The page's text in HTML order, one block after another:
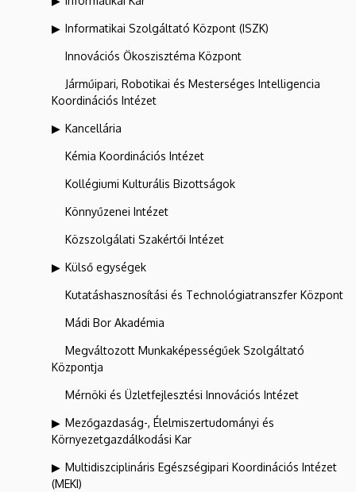
Informatikai Szolgáltató Központ (ISZK)
Innovációs Ökoszisztéma Központ
Járműipari, Robotikai és Mesterséges Intelligencia
Koordinációs Intézet
Kancellária
Kémia Koordinációs Intézet
Kollégiumi Kulturális Bizottságok
Könnyűzenei Intézet
Közszolgálati Szakértői Intézet
Külső egységek
Kutatáshasznosítási és Technológiatranszfer Központ
Mádi Bor Akadémia
Megváltozott Munkaképességűek Szolgáltató
Központja
Mérnöki és Üzletfejlesztési Innovációs Intézet
Mezőgazdaság-, Élelmiszertudományi és
Környezetgazdálkodási Kar
Multidiszciplináris Egészségipari Koordinációs Intézet
(MEKI)